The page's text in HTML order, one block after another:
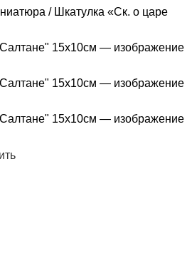
Шкатулка «Ск. о царе